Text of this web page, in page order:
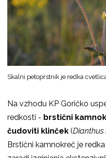
Skalni petoprstnik je redka
Na vzhodu KP Goričko
redkosti - brstični
čudoviti klinček (Dianthus
Brstični kamnokreč je